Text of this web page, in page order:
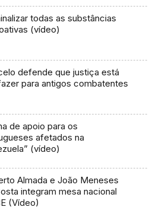
todas as substâncias
(vídeo)
defende que justiça está
para antigos combatentes
de apoio para os
afetados na
(vídeo)
Almada e João Meneses
integram mesa nacional
(Vídeo)